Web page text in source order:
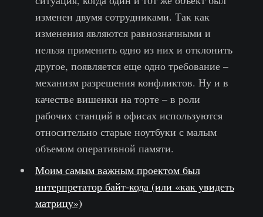
изменен двумя сотрудниками. Так как
изменения являются равнозначными и
нельзя применить одно из них и отклонить
другое, появляется еще одно требование –
механизм разрешения конфликтов. Ну и в
качестве вишенки на торте – в роли
рабочих станций в офисах используются
относительно старые ноутбуки с малым
объемом оперативной памяти.
Моим самым важным проектом был
интерпретатор байт-кода (или «как увидеть
матрицу»)